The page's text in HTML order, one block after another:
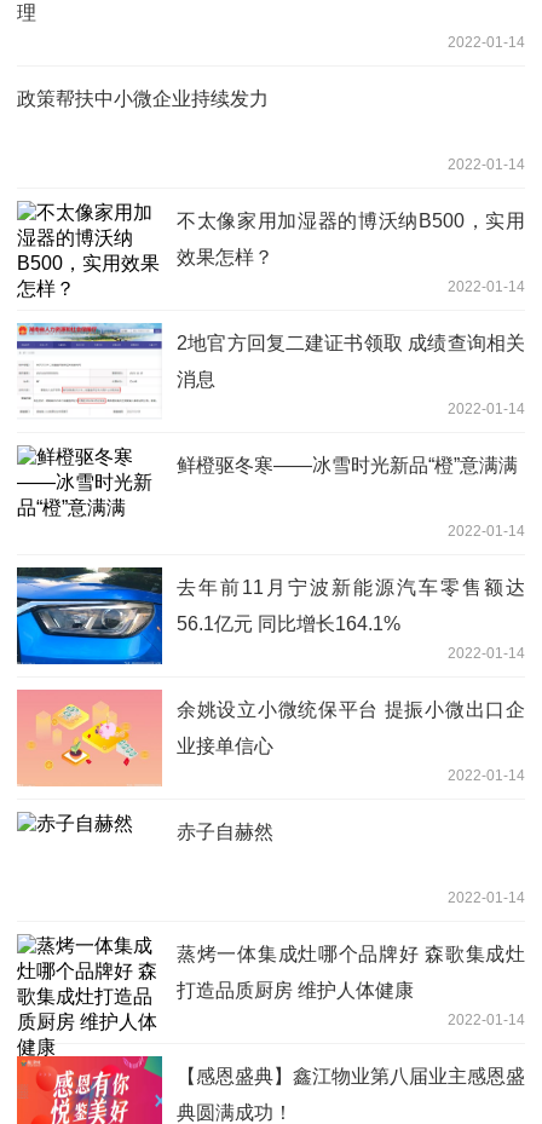
理
2022-01-14
政策帮扶中小微企业持续发力
2022-01-14
不太像家用加湿器的博沃纳B500，实用
效果怎样？
2022-01-14
2地官方回复二建证书领取 成绩查询相关
消息
2022-01-14
鲜橙驱冬寒——冰雪时光新品“橙”意满满
2022-01-14
去年前11月宁波新能源汽车零售额达
56.1亿元 同比增长164.1%
2022-01-14
余姚设立小微统保平台 提振小微出口企
业接单信心
2022-01-14
赤子自赫然
2022-01-14
蒸烤一体集成灶哪个品牌好 森歌集成灶
打造品质厨房 维护人体健康
2022-01-14
【感恩盛典】鑫江物业第八届业主感恩盛
典圆满成功！